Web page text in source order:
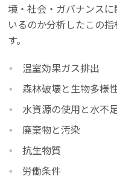
Mowi Belgium (NL)
Mowi Czechia (CZ)
Mowi France
境・社会・ガバナンス
いるのか分析したこの
す。
温室効果ガス排出
森林破壊と生物多様
水資源の使用と水不
廃棄物と汚染
抗生物質
労働条件